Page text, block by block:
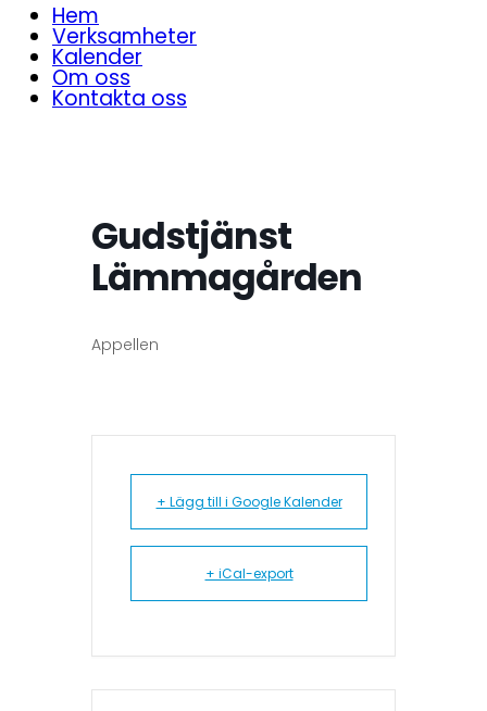
Hem
Verksamheter
Kalender
Om oss
Kontakta oss
Gudstjänst
Lämmagården
Appellen
+ Lägg till i Google Kalender
+ iCal-export